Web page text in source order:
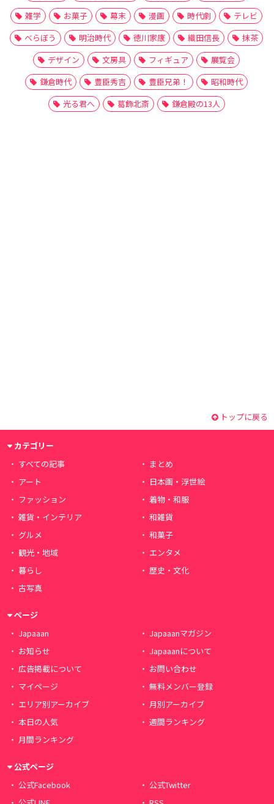
雑学
お菓子 幕末 漫画 時代劇
テレビ
べらぼう
明治時代 徳川家康 織田信長
抹茶
デザイン
文房具 フィギュア
展覧会
鎌倉時代
豊臣秀吉 豊臣兄弟！
昭和時代
光る君へ
葛飾北斎 鎌倉殿の13人
トップに戻る
カテゴリー
すべての記事
まとめ
アート
日本画・浮世絵
ファッション
着物・和服
雑貨・インテリア
和雑貨
グルメ
和菓子
観光・地域
エンタメ
暮らし
歴史・文化
古写真
ページ
Japaaan
Japaaanマガジン
お知らせ
Japaaanについて
広告掲載について
お問い合わせ
マイページ
無料メンバー登録
エリア別アーカイブ
月別アーカイブ
本日の人気
週間ランキング
月間ランキング
公式ページ
公式Facebook
公式Twitter